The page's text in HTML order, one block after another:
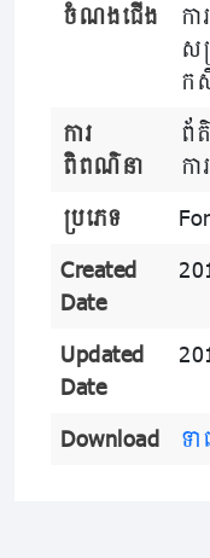
ចំណងជើង
ក
ស
ក
ការ
ពិពណ៌នា
ព័
ក
ប្រភេទ
Created
Date
Updated
Date
Download ទ